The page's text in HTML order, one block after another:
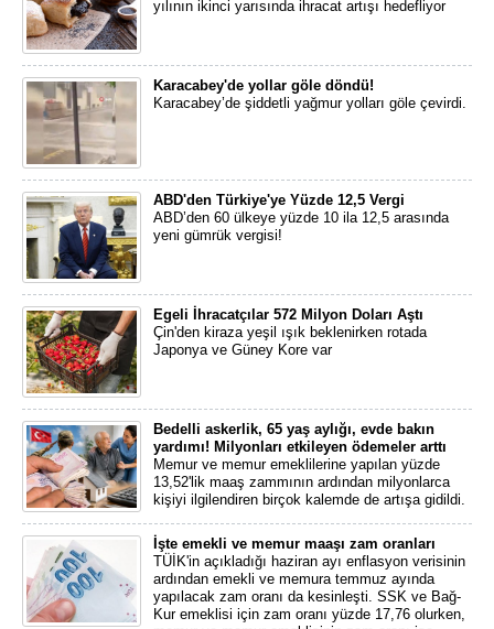
yılının ikinci yarısında ihracat artışı hedefliyor
Karacabey'de yollar göle döndü!
Karacabey’de şiddetli yağmur yolları göle çevirdi.
ABD'den Türkiye'ye Yüzde 12,5 Vergi
ABD’den 60 ülkeye yüzde 10 ila 12,5 arasında
yeni gümrük vergisi!
Egeli İhracatçılar 572 Milyon Doları Aştı
Çin'den kiraza yeşil ışık beklenirken rotada
Japonya ve Güney Kore var
Bedelli askerlik, 65 yaş aylığı, evde bakın
yardımı! Milyonları etkileyen ödemeler arttı
Memur ve memur emeklilerine yapılan yüzde
13,52'lik maaş zammının ardından milyonlarca
kişiyi ilgilendiren birçok kalemde de artışa gidildi.
İşte emekli ve memur maaşı zam oranları
TÜİK'in açıkladığı haziran ayı enflasyon verisinin
ardından emekli ve memura temmuz ayında
yapılacak zam oranı da kesinleşti. SSK ve Bağ-
Kur emeklisi için zam oranı yüzde 17,76 olurken,